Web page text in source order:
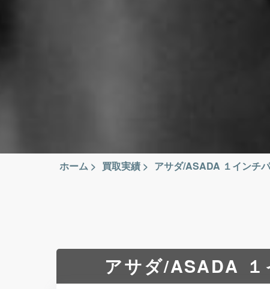
ホーム > 買取実績 > アサダ/ASADA １インチ
アサダ/ASADA